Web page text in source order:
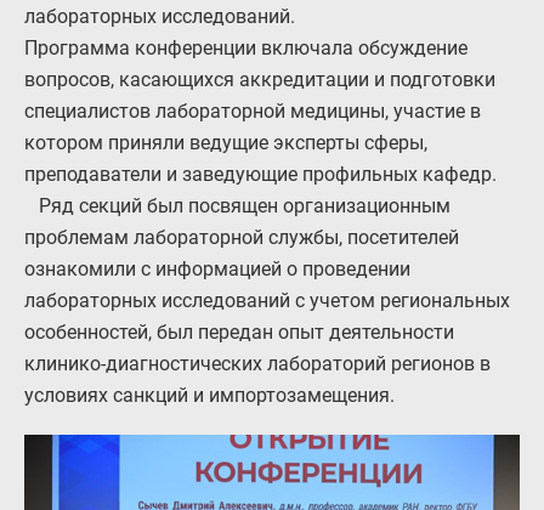
лабораторных исследований.
Программа конференции включала обсуждение
вопросов, касающихся аккредитации и подготовки
специалистов лабораторной медицины, участие в
котором приняли ведущие эксперты сферы,
преподаватели и заведующие профильных кафедр.
Ряд секций был посвящен организационным
проблемам лабораторной службы, посетителей
ознакомили с информацией о проведении
лабораторных исследований с учетом региональных
особенностей, был передан опыт деятельности
клинико-диагностических лабораторий регионов в
условиях санкций и импортозамещения.